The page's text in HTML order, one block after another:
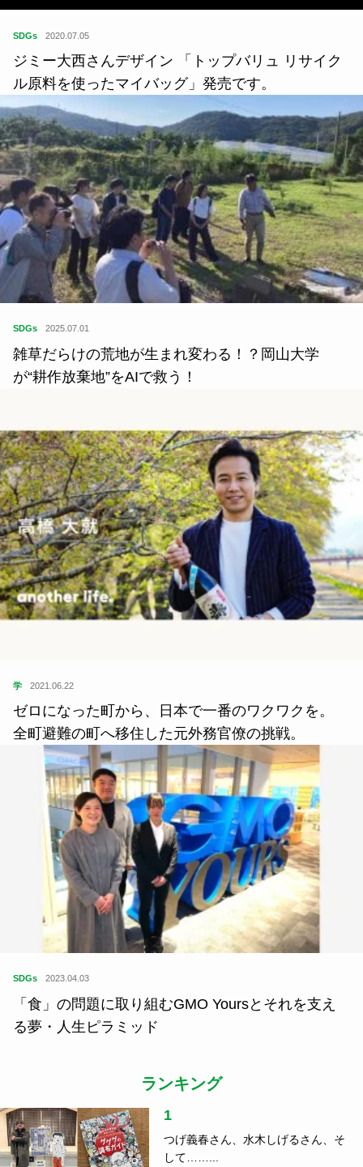
SDGs 2020.07.05
ジミー大西さんデザイン 「トップバリュ リサイク
ル原料を使ったマイバッグ」発売です。
SDGs 2025.07.01
雑草だらけの荒地が生まれ変わる！？岡山大学
が“耕作放棄地”をAIで救う！
学 2021.06.22
ゼロになった町から、日本で一番のワクワクを。
全町避難の町へ移住した元外務官僚の挑戦。
SDGs 2023.04.03
「食」の問題に取り組むGMO Yoursとそれを支え
る夢・人生ピラミッド
ランキング
1
つげ義春さん、水木しげるさん、そ
して……...